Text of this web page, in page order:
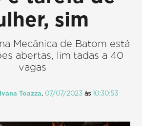
sim
Mecânica de Batom está
abertas, limitadas a 40
vagas
Toazza, 07/07/2023 às10:30:53